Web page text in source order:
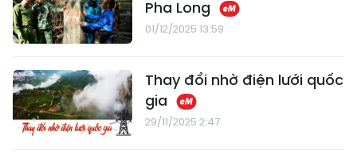
Pha Long
01/12/2025 13:59
Thay đổi nhờ điện lưới quốc
gia
29/11/2025 2:47